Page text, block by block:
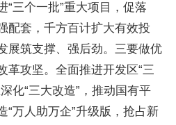
“三个一批”重大项目，促落
配套，千方百计扩大有效投
展筑支撑、强后劲。三要做优
革攻坚。全面推进开发区“三
化“三大改造”，推动国有平
“万人助万企”升级版，抢占新